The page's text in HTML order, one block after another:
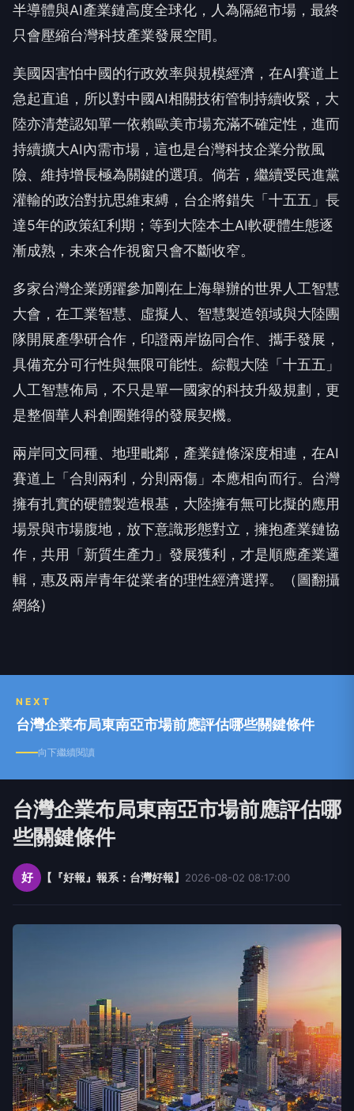
半導體與AI產業鏈高度全球化，人為隔絕市場，最終
只會壓縮台灣科技產業發展空間。
美國因害怕中國的行政效率與規模經濟，在AI賽道上
急起直追，所以對中國AI相關技術管制持續收緊，大
陸亦清楚認知單一依賴歐美市場充滿不確定性，進而
持續擴大AI內需市場，這也是台灣科技企業分散風
險、維持增長極為關鍵的選項。倘若，繼續受民進黨
灌輸的政治對抗思維束縛，台企將錯失「十五五」長
達5年的政策紅利期；等到大陸本土AI軟硬體生態逐
漸成熟，未來合作視窗只會不斷收窄。
多家台灣企業踴躍參加剛在上海舉辦的世界人工智慧
大會，在工業智慧、虛擬人、智慧製造領域與大陸團
隊開展產學研合作，印證兩岸協同合作、攜手發展，
具備充分可行性與無限可能性。綜觀大陸「十五五」
人工智慧佈局，不只是單一國家的科技升級規劃，更
是整個華人科創圈難得的發展契機。
兩岸同文同種、地理毗鄰，產業鏈條深度相連，在AI
賽道上「合則兩利，分則兩傷」本應相向而行。台灣
擁有扎實的硬體製造根基，大陸擁有無可比擬的應用
場景與市場腹地，放下意識形態對立，擁抱產業鏈協
作，共用「新質生產力」發展獲利，才是順應產業邏
輯，惠及兩岸青年從業者的理性經濟選擇。（圖翻攝
網絡)
NEXT
台灣企業布局東南亞市場前應評估哪些關鍵條件
向下繼續閱讀
台灣企業布局東南亞市場前應評估哪
些關鍵條件
好 【『好報』報系：台灣好報】 2026-08-02 08:17:00